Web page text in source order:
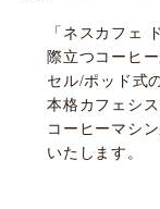
「ネスカフェ
際立つコーヒ
セル/ポッド式
本格カフェシス
コーヒーマシ
いたします。